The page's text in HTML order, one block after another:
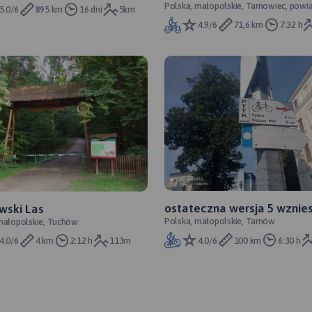
Us
5.0/6 895 km 16 dni 5km
Tarnowiec
Polska, małopolskie, Tarnowiec,
tarnowski
4.9/6
71,6 km 7:32 h
Las
Tuchów
4.0/6
4 km 2:12 h 113m
ostateczna wersja 5
Polska, małopolskie, Tarnów
4.0/6
100 km 6:30 h